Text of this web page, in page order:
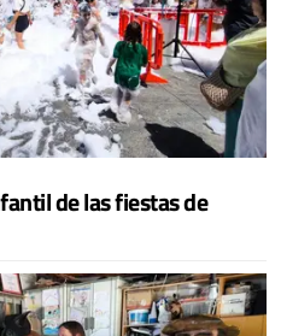
de las fiestas de